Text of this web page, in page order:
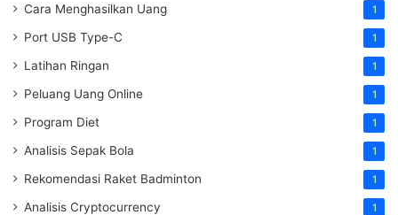
Cara Menghasilkan Uang 1
Port USB Type-C 1
Latihan Ringan 1
Peluang Uang Online 1
Program Diet 1
Analisis Sepak Bola 1
Rekomendasi Raket Badminton 1
Analisis Cryptocurrency 1